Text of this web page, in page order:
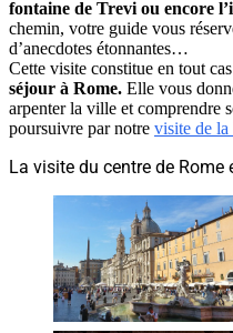
fontaine de Trevi ou encore
chemin, votre guide vous
d’anecdotes étonnantes…
Cette visite constitue en tout cas
séjour à Rome. Elle vous
arpenter la ville et comprendre
poursuivre par notre visite de
La visite du centre de Rome